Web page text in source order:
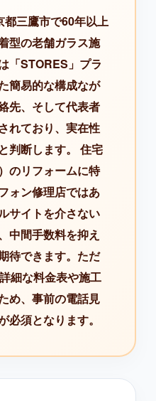
都三鷹市で60年以上
型の老舗ガラス施
「STORES」プラ
簡易的な構成なが
先、そして代表者
れており、実在性
判断します。 住宅
のリフォームに特
ォン修理店ではあ
サイトを介さない
中間手数料を抑え
待できます。ただ
細な料金表や施工
め、事前の電話見
必須となります。